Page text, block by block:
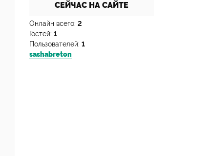
СЕЙЧАС НА САЙТЕ
Онлайн всего: 2
Гостей: 1
Пользователей: 1
sashabreton